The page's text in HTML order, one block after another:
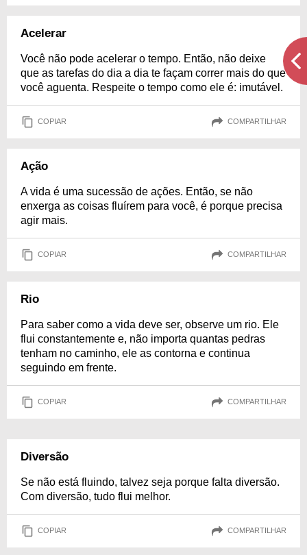
Acelerar
Você não pode acelerar o tempo. Então, não deixe
que as tarefas do dia a dia te façam correr mais do que
você aguenta. Respeite o tempo como ele é: imutável.
COPIAR COMPARTILHAR
Ação
A vida é uma sucessão de ações. Então, se não
enxerga as coisas fluírem para você, é porque precisa
agir mais.
COPIAR COMPARTILHAR
Rio
Para saber como a vida deve ser, observe um rio. Ele
flui constantemente e, não importa quantas pedras
tenham no caminho, ele as contorna e continua
seguindo em frente.
COPIAR COMPARTILHAR
Diversão
Se não está fluindo, talvez seja porque falta diversão.
Com diversão, tudo flui melhor.
COPIAR COMPARTILHAR